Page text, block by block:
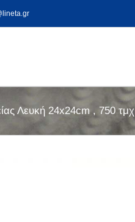
Λευκή 24x24cm , 750 τμχ